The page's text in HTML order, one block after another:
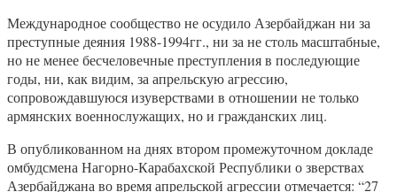
Международное сообщество не осудило Азербайджан ни за
преступные деяния 1988-1994гг., ни за не столь масштабные,
но не менее бесчеловечные преступления в последующие
годы, ни, как видим, за апрельскую агрессию,
сопровождавшуюся изуверствами в отношении не только
армянских военнослужащих, но и гражданских лиц.
В опубликованном на днях втором промежуточном докладе
омбудсмена Нагорно-Карабахской Республики о зверствах
Азербайджана во время апрельской агрессии отмечается: “27